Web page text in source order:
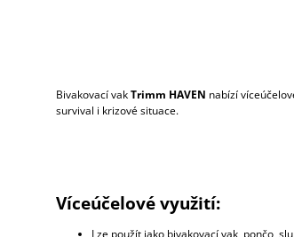
Bivakovací vakTrimm HAVEN nabízí
survival i krizové situace.
Víceúčelové využití:
Lze použít jako bivakovací vak, pončo,